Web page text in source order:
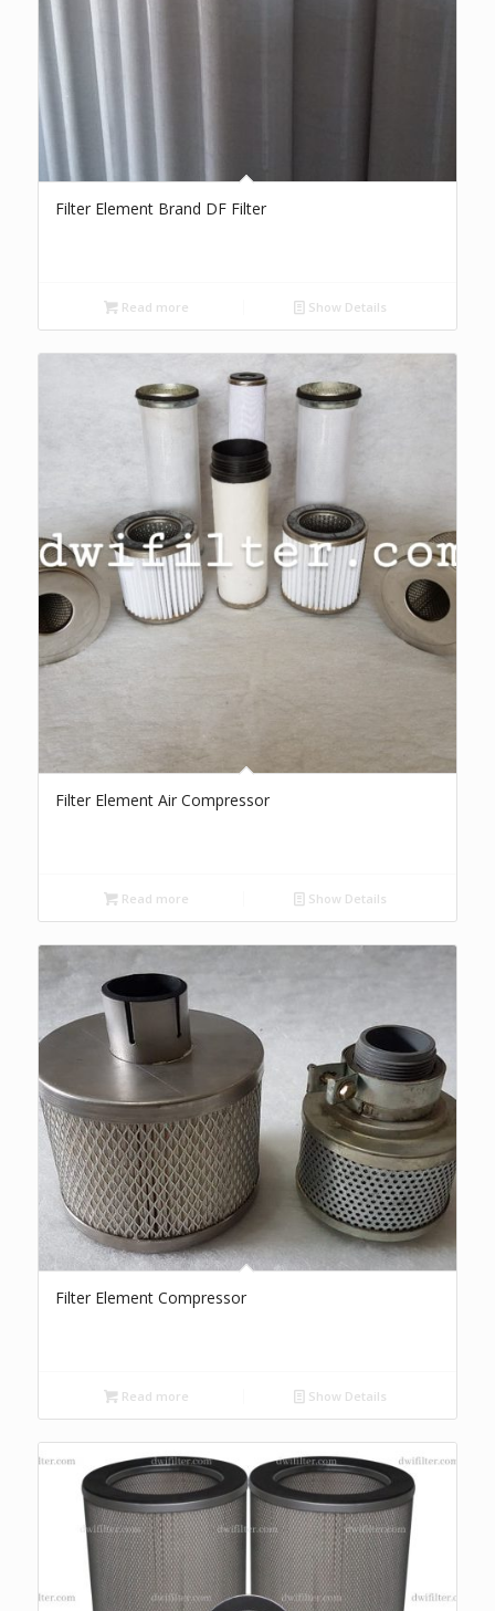
Filter Element Brand DF Filter
Read more Show Details
Filter Element Air Compressor
Read more Show Details
Filter Element Compressor
Read more Show Details